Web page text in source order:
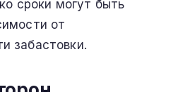
сроки могут быть
от
забастовки.